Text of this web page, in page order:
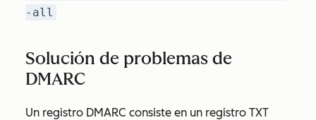
-all
Solución de problemas de
DMARC
Un registro DMARC consiste en un registro TXT